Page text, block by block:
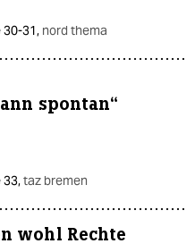
30-31, nord thema
spontan“
33,taz bremen
wohl Rechte